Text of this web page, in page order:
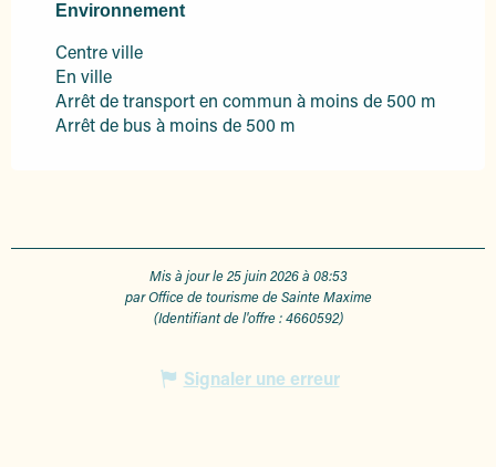
Environnement
Environnement
Centre ville
En ville
Arrêt de transport en commun à moins de 500 m
Arrêt de bus à moins de 500 m
Mis à jour le 25 juin 2026 à 08:53
par Office de tourisme de Sainte Maxime
(Identifiant de l'offre :4660592)
Signaler une erreur